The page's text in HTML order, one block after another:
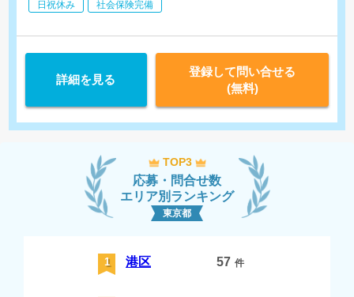
日祝休み
社会保険完備
詳細を見る
登録して問い合せる
(無料)
TOP3
応募・問合せ数
エリア別ランキング
東京都
1 港区 57 件